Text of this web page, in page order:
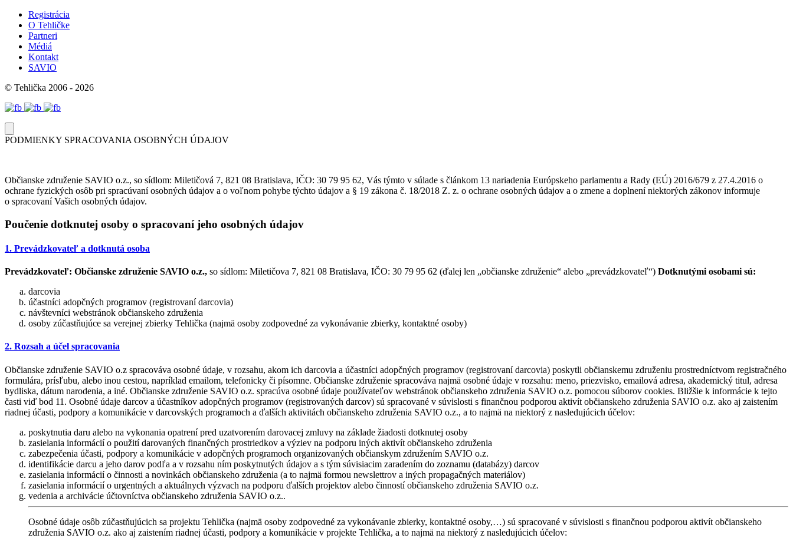
Registrácia
O Tehličke
Partneri
Médiá
Kontakt
SAVIO
© Tehlička 2006 - 2026
PODMIENKY SPRACOVANIA OSOBNÝCH ÚDAJOV
Občianske združenie SAVIO o.z., so sídlom: Miletičová 7, 821 08 Bratislava, IČO: 30 79 95 62, Vás týmto v súlade s článkom 13 nariadenia Európskeho parlamentu a Rady (EÚ) 2016/679 z 27.4.2016 o
ochrane fyzických osôb pri spracúvaní osobných údajov a o voľnom pohybe týchto údajov a § 19 zákona č. 18/2018 Z. z. o ochrane osobných údajov a o zmene a doplnení niektorých zákonov informuje
o spracovaní Vašich osobných údajov.
Poučenie dotknutej osoby o spracovaní jeho osobných údajov
1. Prevádzkovateľ a dotknutá osoba
Prevádzkovateľ: Občianske združenie SAVIO o.z., so sídlom: Miletičova 7, 821 08 Bratislava, IČO: 30 79 95 62 (ďalej len „občianske združenie“ alebo „prevádzkovateľ“) Dotknutými osobami sú:
darcovia
účastníci adopčných programov (registrovaní darcovia)
návštevníci webstránok občianskeho združenia
osoby zúčastňujúce sa verejnej zbierky Tehlička (najmä osoby zodpovedné za vykonávanie zbierky, kontaktné osoby)
2. Rozsah a účel spracovania
Občianske združenie SAVIO o.z spracováva osobné údaje, v rozsahu, akom ich darcovia a účastníci adopčných programov (registrovaní darcovia) poskytli občianskemu združeniu prostredníctvom registračného
formulára, prísľubu, alebo inou cestou, napríklad emailom, telefonicky či písomne. Občianske združenie spracováva najmä osobné údaje v rozsahu: meno, priezvisko, emailová adresa, akademický titul, adresa
bydliska, dátum narodenia, a iné. Občianske združenie SAVIO o.z. spracúva osobné údaje používateľov webstránok občianskeho združenia SAVIO o.z. pomocou súborov cookies. Bližšie k informácie k tejto
časti viď bod 11. Osobné údaje darcov a účastníkov adopčných programov (registrovaných darcov) sú spracované v súvislosti s finančnou podporou aktivít občianskeho združenia SAVIO o.z. ako aj zaistením
riadnej účasti, podpory a komunikácie v darcovských programoch a ďalších aktivitách občianskeho združenia SAVIO o.z., a to najmä na niektorý z nasledujúcich účelov:
poskytnutia daru alebo na vykonania opatrení pred uzatvorením darovacej zmluvy na základe žiadosti dotknutej osoby
zasielania informácií o použití darovaných finančných prostriedkov a výziev na podporu iných aktivít občianskeho združenia
zabezpečenia účasti, podpory a komunikácie v adopčných programoch organizovaných občianskym združením SAVIO o.z.
identifikácie darcu a jeho darov podľa a v rozsahu ním poskytnutých údajov a s tým súvisiacim zaradením do zoznamu (databázy) darcov
zasielania informácií o činnosti a novinkách občianskeho združenia (a to najmä formou newslettrov a iných propagačných materiálov)
zasielania informácií o urgentných a aktuálnych výzvach na podporu ďalších projektov alebo činností občianskeho združenia SAVIO o.z.
vedenia a archivácie účtovníctva občianskeho združenia SAVIO o.z..
Osobné údaje osôb zúčastňujúcich sa projektu Tehlička (najmä osoby zodpovedné za vykonávanie zbierky, kontaktné osoby,…) sú spracované v súvislosti s finančnou podporou aktivít občianskeho
združenia SAVIO o.z. ako aj zaistením riadnej účasti, podpory a komunikácie v projekte Tehlička, a to najmä na niektorý z nasledujúcich účelov: